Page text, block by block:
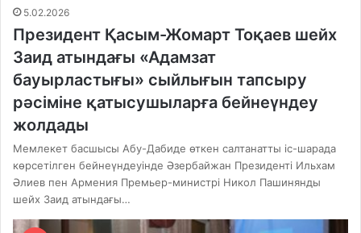
5.02.2026
Президент Қасым-Жомарт Тоқаев шейх
Заид атындағы «Адамзат
бауырластығы» сыйлығын тапсыру
рәсіміне қатысушыларға бейнеүндеу
жолдады
Мемлекет басшысы Абу-Дабиде өткен салтанатты іс-шарада
көрсетілген бейнеүндеуінде Әзербайжан Президенті Ильхам
Әлиев пен Армения Премьер-министрі Никол Пашинянды
шейх Заид атындағы…